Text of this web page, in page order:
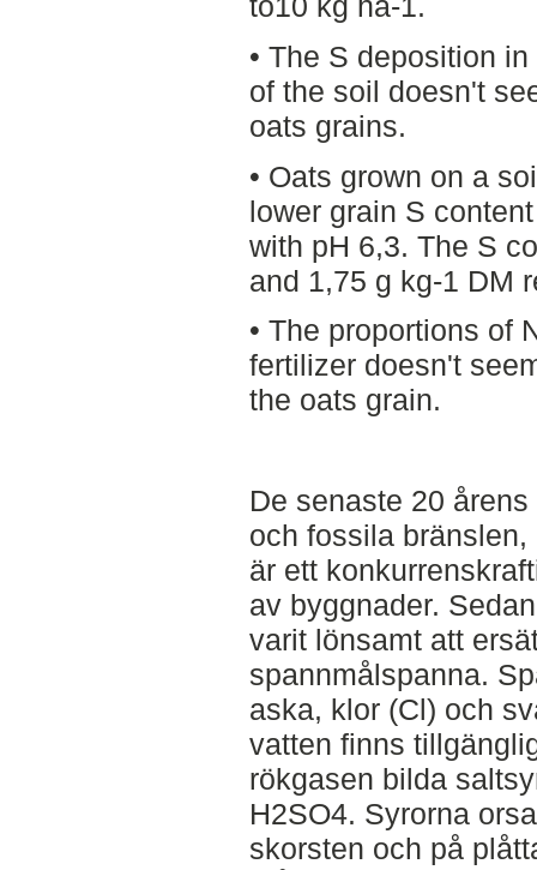
• The S deposition
of the soil doesn't
oats grains.
• Oats grown on a
lower grain S
with pH 6,3. The S
and 1,75 g kg-1 DM
• The proportions of
fertilizer doesn't
the oats grain.
De senaste 20
och fossila
är ett
av byggnader.
varit lönsamt att
spannmålspanna.
aska, klor (Cl) och
vatten finns
rökgasen bilda
H2SO4. Syrorna
skorsten och på